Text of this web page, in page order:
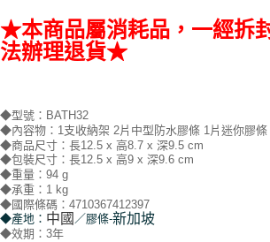
★本商品屬消耗品，一經拆
法辦理退貨★
◆型號：BATH32
◆內容物：1支收納架 2片中型防水膠條 1片迷你膠條
◆商品尺寸：長12.5 x 高8.7 x 深9.5 cm
◆包裝尺寸：長12.5 x 高9 x 深9.6 cm
◆重量：94 g
◆承重：1 kg
◆國際條碼：4710367412397
◆產地： 中國 ／膠條-新加坡
◆效期：3年